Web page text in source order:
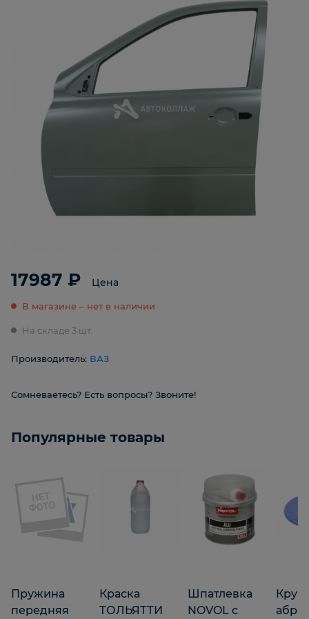
17987 ₽ Цена
В магазине – нет в наличии
На складе 3 шт.
Производитель: ВАЗ
Сомневаетесь? Есть вопросы? Звоните!
Популярные товары
Пружина
передняя
Краска
ТОЛЬЯТТИ
Шпатлевка
NOVOL с
Круг